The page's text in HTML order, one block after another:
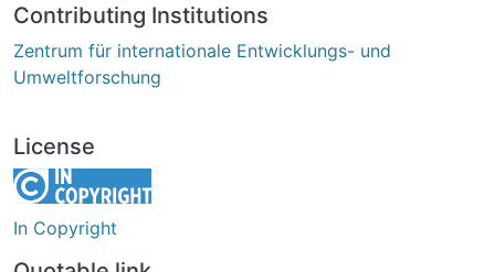
Contributing Institutions
Zentrum für internationale Entwicklungs- und
Umweltforschung
License
In Copyright